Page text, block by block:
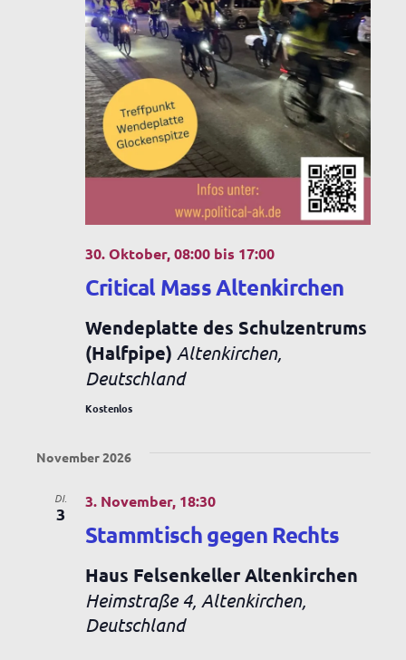
Critical Mass Altenkirchen
30. Oktober, 08:00bis 17:00
Wendeplatte des Schulzentrums
(Halfpipe) Altenkirchen,
Deutschland
Kostenlos
November 2026
DI.
3
Stammtisch gegen Rechts
3. November, 18:30
Haus Felsenkeller Altenkirchen
Heimstraße 4, Altenkirchen,
Deutschland